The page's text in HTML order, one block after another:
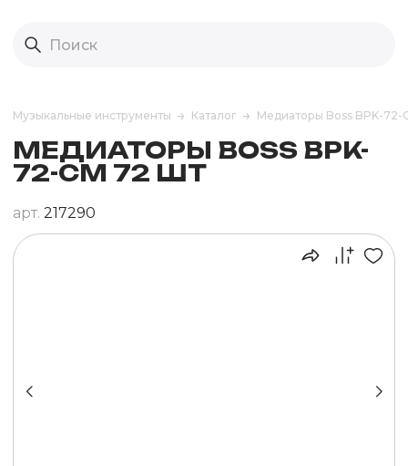
Музыкальные инструменты Каталог Медиаторы Boss BPK-72-
МЕДИАТОРЫ BOSS BPK-
72-CM 72 ШТ
арт. 217290